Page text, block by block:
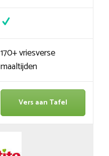
170+ vriesverse
maaltijden
Vers aan Tafel